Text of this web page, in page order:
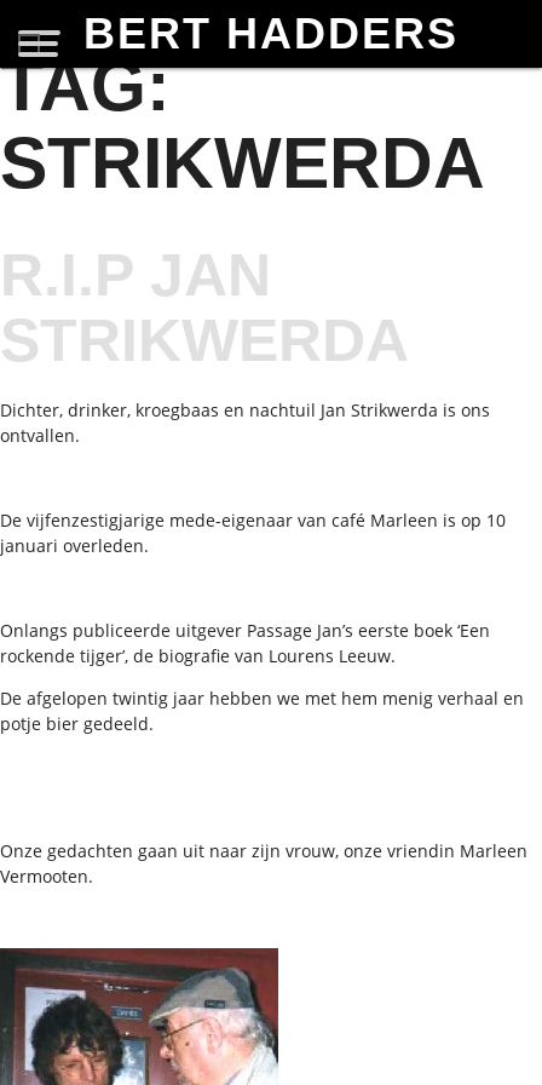
BERT HADDERS
TAG:
STRIKWERDA
R.I.P JAN
STRIKWERDA
Dichter, drinker, kroegbaas en nachtuil Jan Strikwerda is ons
ontvallen.
De vijfenzestigjarige mede-eigenaar van café Marleen is op 10
januari overleden.
Onlangs publiceerde uitgever Passage Jan’s eerste boek ‘Een
rockende tijger’, de biografie van Lourens Leeuw.
De afgelopen twintig jaar hebben we met hem menig verhaal en
potje bier gedeeld.
Onze gedachten gaan uit naar zijn vrouw, onze vriendin Marleen
Vermooten.